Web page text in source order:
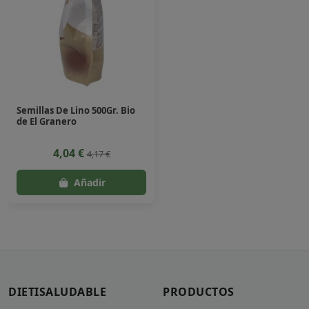
Semillas De Lino 500Gr. Bio
de El Granero
4,04 €4,17 €
DIETISALUDABLE PRODUCTOS